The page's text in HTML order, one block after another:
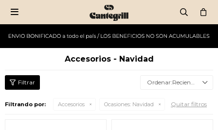

Accesorios - Navidad
Recientes
Filtrando por: Accesorios Ocasiones: Navidad Quitar filtros